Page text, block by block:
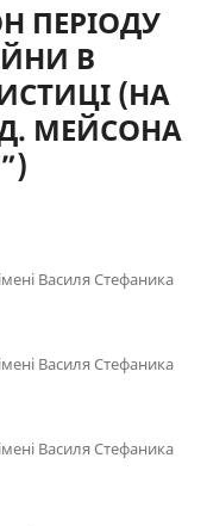
ПЕРІОДУ
В
(НА
МЕЙСОНА
Василя Стефаника
Василя Стефаника
Василя Стефаника